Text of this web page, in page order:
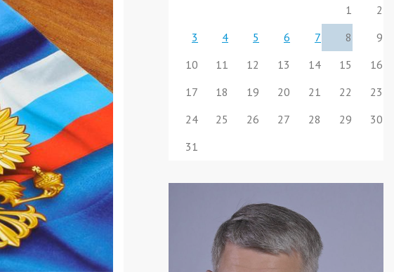
1
2
3
4 5 6 7 8
9
10
11 12 13 14 15
16
17
18 19 20 21 22
23
24
25 26 27 28 29
30
31